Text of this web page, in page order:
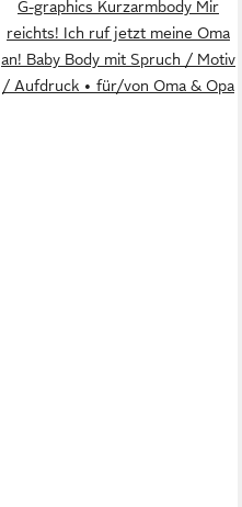
G-graphics Kurzarmbody Mir
reichts! Ich ruf jetzt meine Oma
an! Baby Body mit Spruch / Motiv
/ Aufdruck • für/von Oma & Opa